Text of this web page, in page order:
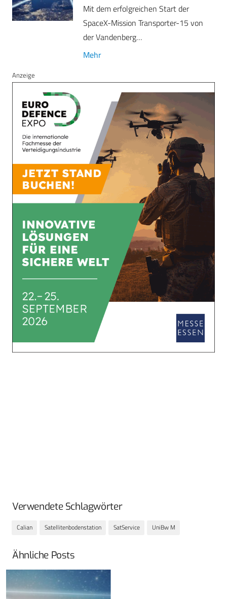
Mit dem erfolgreichen Start der
SpaceX-Mission Transporter-15 von
der Vandenberg…
Mehr
Anzeige
Verwendete Schlagwörter
Calian Satellitenbodenstation SatService UniBw M
Ähnliche Posts